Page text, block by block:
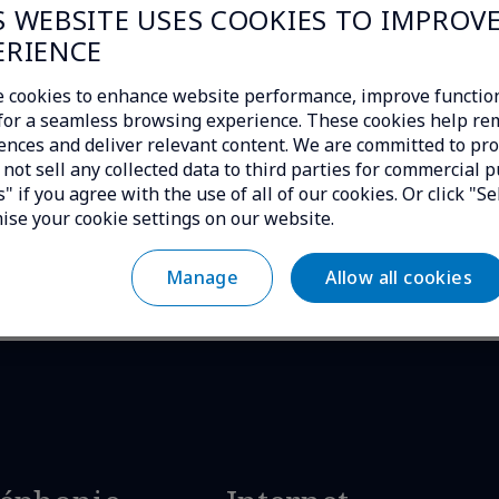
WEBSITE USES COOKIES TO
cookies to enhance website performance, improve
a seamless browsing experience. These cookies help
and deliver relevant content. We are committed to
not sell any collected data to third parties for commercial
if you agree with the use of all of our cookies. Or click
your cookie settings on our website.
Manage Allow all cookies
Actualités
NTT DOCOMO BUSINESS et
for IoT », une nouvelle solution de
connectivité sécurisée pour
l’Internet des Objets
15.06.2026
Lire la suite → Lire